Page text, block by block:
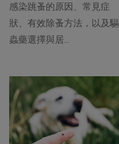
感染跳蚤的原因、常見症
狀、有效除蚤方法，以及驅
蟲藥選擇與居...